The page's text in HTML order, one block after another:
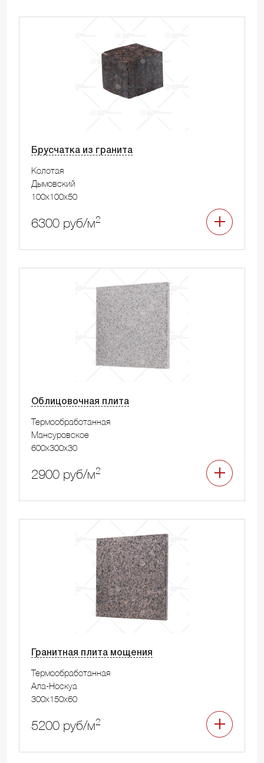
Брусчатка из гранита
Колотая
Дымовский
100x100x50
6300 руб/м2
Облицовочная плита
Термообработанная
Мансуровское
600x300x30
2900 руб/м2
Гранитная плита мощения
Термообработанная
Ала-Носкуа
300x150x60
5200 руб/м2